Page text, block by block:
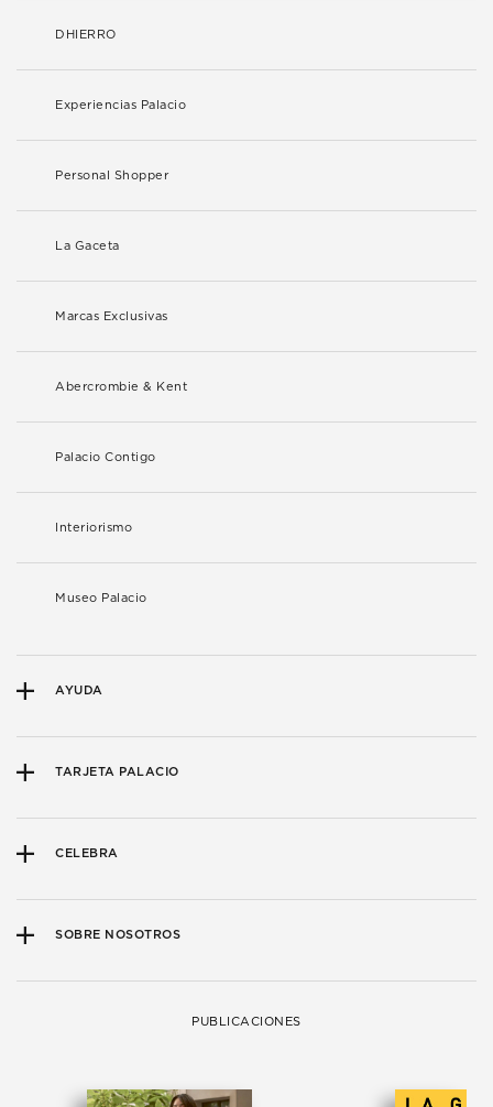
DHIERRO
Experiencias Palacio
Personal Shopper
La Gaceta
Marcas Exclusivas
Abercrombie & Kent
Palacio Contigo
Interiorismo
Museo Palacio
AYUDA
TARJETA PALACIO
CELEBRA
SOBRE NOSOTROS
PUBLICACIONES